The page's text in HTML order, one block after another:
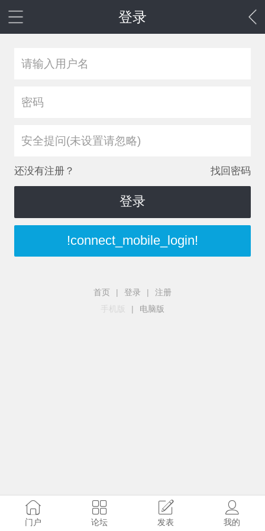
登录
安全提问(未设置请忽略)
还没有注册？ 找回密码
登录
!connect_mobile_login!
首页 | 登录 |
注册
手机版
| 电脑版
门户 论坛 发表 我的